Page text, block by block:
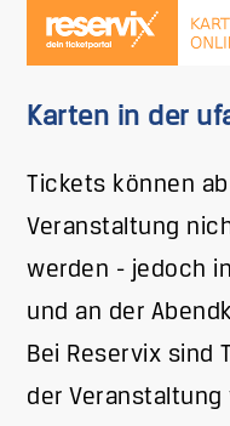
Karten in der
Tickets können
Veranstaltung
werden - jedoch
und an der
Bei Reservix sind
der Veranstaltung